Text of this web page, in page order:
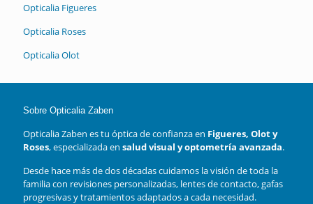
Opticalia Figueres
Opticalia Roses
Opticalia Olot
Sobre Opticalia Zaben
Opticalia Zaben es tu óptica de confianza en Figueres, Olot y
Roses, especializada en salud visual y optometría avanzada.
Desde hace más de dos décadas cuidamos la visión de toda la
familia con revisiones personalizadas, lentes de contacto, gafas
progresivas y tratamientos adaptados a cada necesidad.